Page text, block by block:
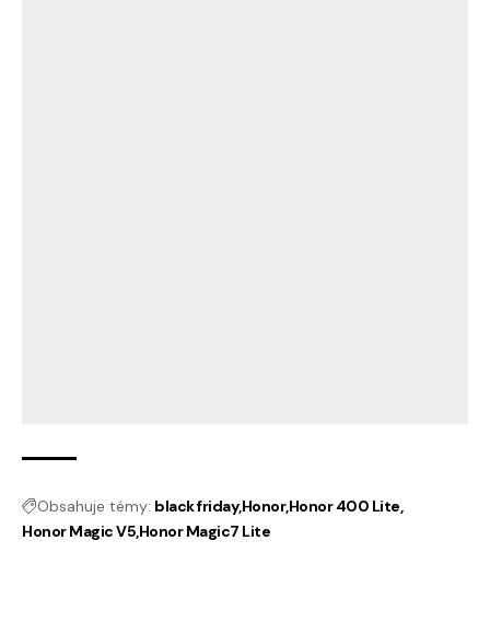
Obsahuje témy: black fridayHonorHonor 400 Lite
Honor Magic V5Honor Magic7 Lite